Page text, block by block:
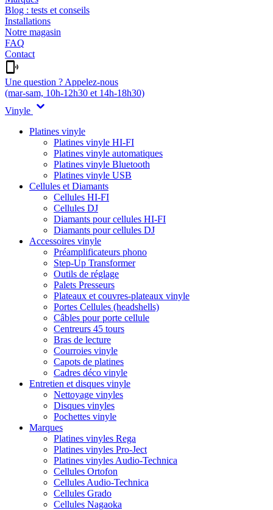
Blog : tests et conseils
Installations
Notre magasin
FAQ
Contact
Une question ? Appelez-nous
(mar-sam, 10h-12h30 et 14h-18h30)
Vinyle
Platines vinyle
Platines vinyle HI-FI
Platines vinyle automatiques
Platines vinyle Bluetooth
Platines vinyle USB
Cellules et Diamants
Cellules HI-FI
Cellules DJ
Diamants pour cellules HI-FI
Diamants pour cellules DJ
Accessoires vinyle
Préamplificateurs phono
Step-Up Transformer
Outils de réglage
Palets Presseurs
Plateaux et couvres-plateaux vinyle
Portes Cellules (headshells)
Câbles pour porte cellule
Centreurs 45 tours
Bras de lecture
Courroies vinyle
Capots de platines
Cadres déco vinyle
Entretien et disques vinyle
Nettoyage vinyles
Disques vinyles
Pochettes vinyle
Marques
Platines vinyles Rega
Platines vinyles Pro-Ject
Platines vinyles Audio-Technica
Cellules Ortofon
Cellules Audio-Technica
Cellules Grado
Cellules Nagaoka